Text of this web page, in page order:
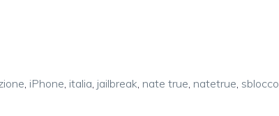
, iPhone, italia, jailbreak, nate true, natetrue, sblocco